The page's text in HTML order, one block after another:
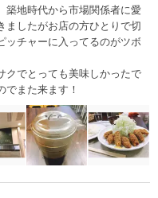
築地時代から市場関係者に愛
ましたがお店の方ひとりで切
ッチャーに入ってるのがツボ
クでとっても美味しかったで
また来ます！